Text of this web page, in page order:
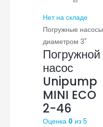
Нет на складе
Погружные насосы
диаметром 3"
Погружной
насос
Unipump
MINI ECO
2-46
Оценка 0 из 5